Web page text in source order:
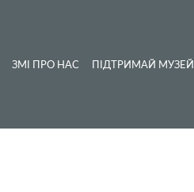
ЗМІ ПРО НАС ПІДТРИМАЙ МУЗЕЙ